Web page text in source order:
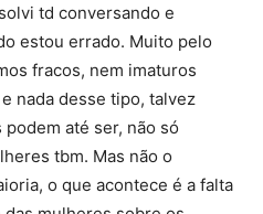
td conversando e
estou errado. Muito pelo
fracos, nem imaturos
nada desse tipo, talvez
até ser, não só
tbm. Mas não o
o que acontece é a falta